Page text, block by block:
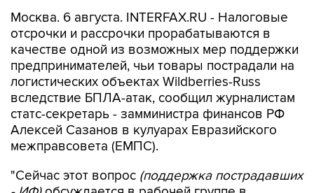
качестве одной из возможных мер поддержки
предпринимателей, чьи товары пострадали на
логистических объектах Wildberries-Russ
вследствие БПЛА-атак, сообщил журналистам
статс-секретарь - замминистра финансов РФ
Алексей Сазанов в кулуарах Евразийского
межправсовета (ЕМПС).
"Сейчас этот вопрос(поддержка пострадавших
правительстве. Я думаю, на следующей неделе